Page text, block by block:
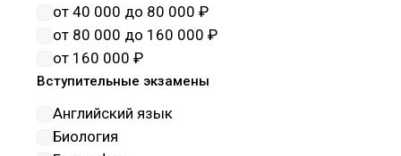
Науки о здоровье и
профилактическая медицина
Науки о земле
Обеспечение государтсвенной
Образование и педагогические
науки
от 40 000 до 80 000 ₽
от 80 000 до 160 000 ₽
от 160 000 ₽
Вступительные экзамены
Английский язык
Биология